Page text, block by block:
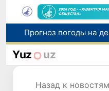
Yuz uz
Назад к новостям